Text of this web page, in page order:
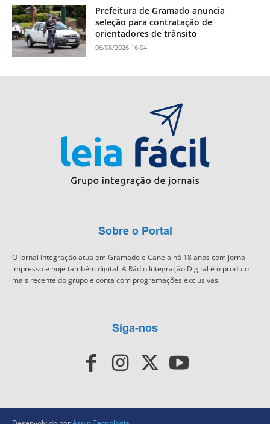
Prefeitura de Gramado anuncia
seleção para contratação de
orientadores de trânsito
06/08/2026 16:04
Sobre o Portal
O Jornal Integração atua em Gramado e Canela há 18 anos com jornal
impresso e hoje também digital. A Rádio Integração Digital é o produto
mais recente do grupo e conta com programações exclusivas.
Siga-nos